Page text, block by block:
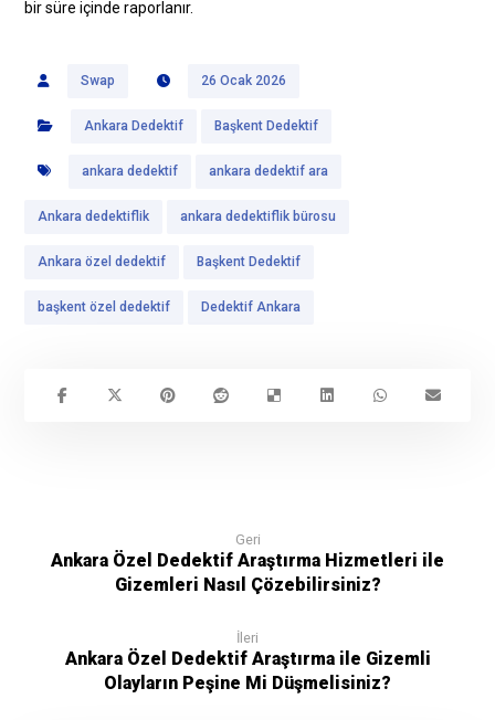
bir süre içinde raporlanır.
Swap 26 Ocak 2026
Ankara Dedektif Başkent Dedektif
ankara dedektif ankara dedektif ara
Ankara dedektiflik ankara dedektiflik bürosu
Ankara özel dedektif Başkent Dedektif
başkent özel dedektif Dedektif Ankara
Geri
Ankara Özel Dedektif Araştırma Hizmetleri ile
Gizemleri Nasıl Çözebilirsiniz?
İleri
Ankara Özel Dedektif Araştırma ile Gizemli
Olayların Peşine Mi Düşmelisiniz?